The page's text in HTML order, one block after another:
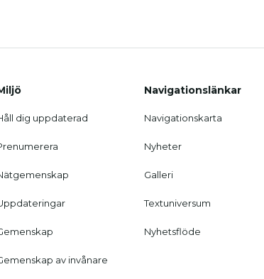
dig uppdaterad
av invånare
Navigationslänkar
Navigationskarta
Nyheter
Galleri
Textuniversum
Nyhetsflöde